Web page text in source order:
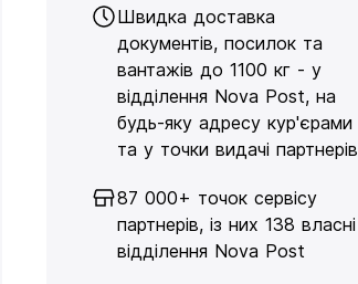
Швидка доставка
документів, посилок та
вантажів до 1100 кг - у
відділення Nova Post, на
будь-яку адресу кур'єрами
та у точки видачі партнерів
87 000+ точок сервісу
партнерів, із них 138 власні
відділення Nova Post